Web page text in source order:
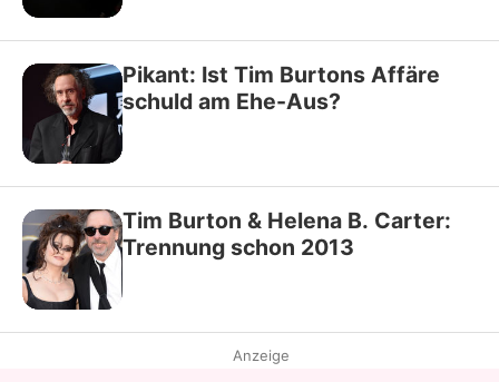
Pikant: Ist Tim Burtons Affäre
schuld am Ehe-Aus?
Tim Burton & Helena B. Carter:
Trennung schon 2013
Anzeige